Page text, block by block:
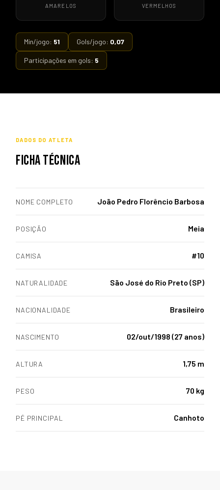
AMARELOS VERMELHOS
Min/jogo: 51 Gols/jogo: 0,07
Participações em gols: 5
DADOS DO ATLETA
FICHA TÉCNICA
NOME COMPLETO João Pedro Florêncio Barbosa
POSIÇÃO Meia
CAMISA #10
NATURALIDADE São José do Rio Preto (SP)
NACIONALIDADE Brasileiro
NASCIMENTO 02/out/1998 (27 anos)
ALTURA 1,75 m
PESO 70 kg
PÉ PRINCIPAL Canhoto